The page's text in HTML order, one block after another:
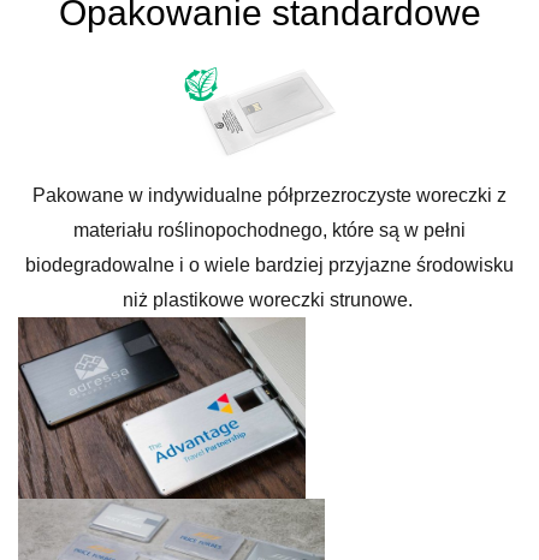
Opakowanie standardowe
Pakowane w indywidualne półprzezroczyste woreczki z
materiału roślinopochodnego, które są w pełni
biodegradowalne i o wiele bardziej przyjazne środowisku
niż plastikowe woreczki strunowe.